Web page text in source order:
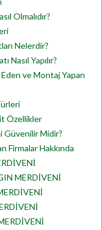
Olmalıdır?
Nelerdir?
Nasıl Yapılır?
ve Montaj Yapan
Özellikler
Güvenilir Midir?
Firmalar Hakkında
MERDİVENİ